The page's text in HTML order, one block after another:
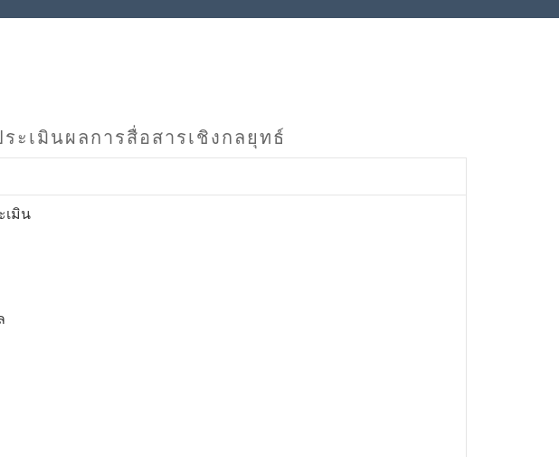
ะเมินผลการสื่อสารเชิงกลยุทธ์
เมิน